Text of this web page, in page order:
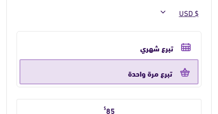
حدد
تكرار
التبرع
تبرع شهري
تبرع مرة واحدة
$85